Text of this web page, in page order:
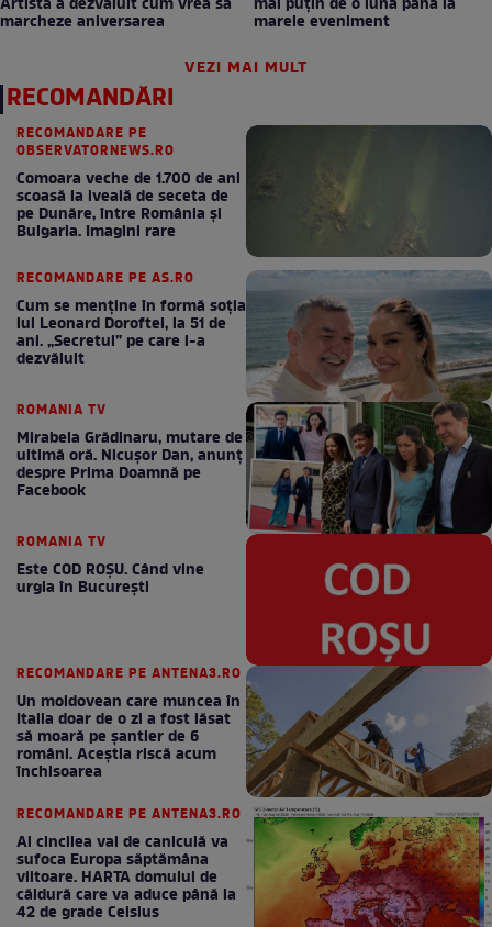
marcheze aniversarea
marele eveniment
VEZI MAI MULT
RECOMANDĂRI
RECOMANDARE PE
OBSERVATORNEWS.RO
Comoara veche de 1.700 de ani
scoasă la iveală de seceta de
pe Dunăre, între România şi
Bulgaria. Imagini rare
RECOMANDARE PE AS.RO
Cum se menţine în formă soţia
lui Leonard Doroftei, la 51 de
ani. „Secretul” pe care l-a
dezvăluit
ROMANIA TV
Mirabela Grădinaru, mutare de
ultimă oră. Nicuşor Dan, anunţ
despre Prima Doamnă pe
Facebook
ROMANIA TV
Este COD ROŞU. Când vine
urgia în Bucureşti
RECOMANDARE PE ANTENA3.RO
Un moldovean care muncea în
Italia doar de o zi a fost lăsat
să moară pe şantier de 6
români. Aceștia riscă acum
închisoarea
RECOMANDARE PE ANTENA3.RO
Al cincilea val de caniculă va
sufoca Europa săptămâna
viitoare. HARTA domului de
căldură care va aduce până la
42 de grade Celsius